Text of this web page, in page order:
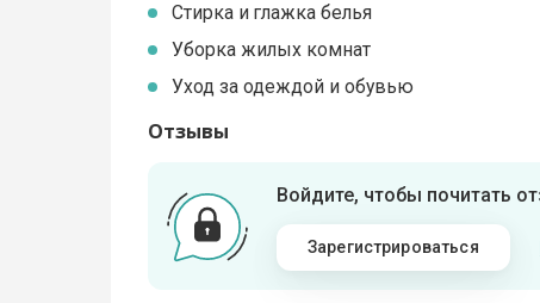
Стирка и глажка белья
Уборка жилых комнат
Уход за одеждой и обувью
Отзывы
Войдите, чтобы почитать
Зарегистрироваться